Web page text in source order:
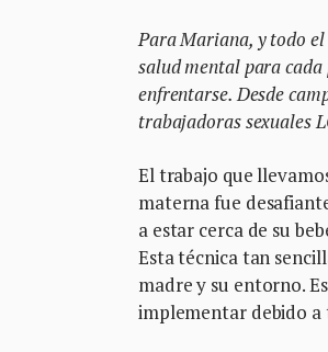
Para Mariana, y todo
salud mental para
enfrentarse. Desde
trabajadoras sexuales
El trabajo que
materna fue
a estar cerca de su
Esta técnica tan
madre y su entorno.
implementar debido a